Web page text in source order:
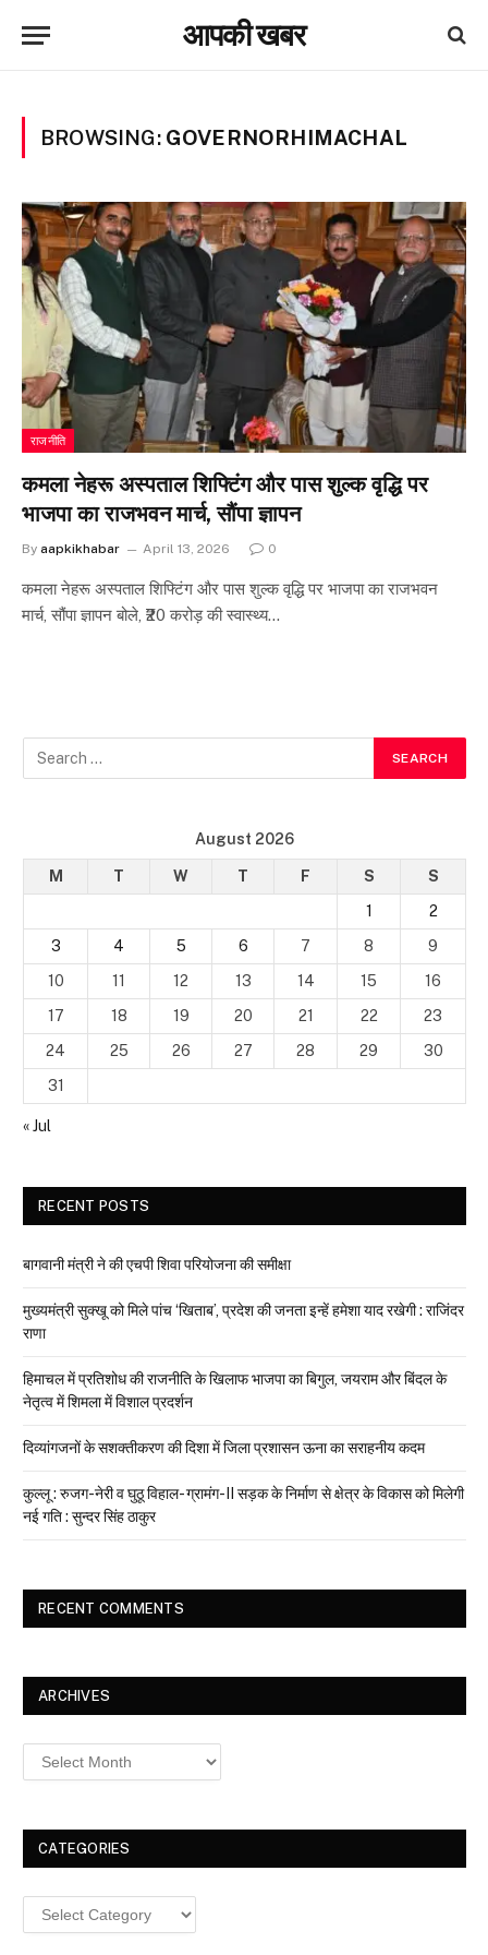
आपकी खबर
BROWSING: GOVERNORHIMACHAL
राजनीति
कमला नेहरू अस्पताल शिफ्टिंग और पास शुल्क वृद्धि पर
भाजपा का राजभवन मार्च, सौंपा ज्ञापन
By aapkikhabar April 13, 2026 0
कमला नेहरू अस्पताल शिफ्टिंग और पास शुल्क वृद्धि पर भाजपा का राजभवन
मार्च, सौंपा ज्ञापन बोले, ₹20 करोड़ की स्वास्थ्य…
August 2026
M T W T F S
S
1
2
3
4 5 6 7 8
9
10
11 12 13 14 15
16
17
18 19 20 21 22
23
24
25 26 27 28 29
30
31
« Jul
RECENT POSTS
बागवानी मंत्री ने की एचपी शिवा परियोजना की समीक्षा
मुख्यमंत्री सुक्खू को मिले पांच ‘खिताब’, प्रदेश की जनता इन्हें हमेशा याद रखेगी : राजिंदर
राणा
हिमाचल में प्रतिशोध की राजनीति के खिलाफ भाजपा का बिगुल, जयराम और बिंदल के
नेतृत्व में शिमला में विशाल प्रदर्शन
दिव्यांगजनों के सशक्तीकरण की दिशा में जिला प्रशासन ऊना का सराहनीय कदम
कुल्लू : रुजग-नेरी व घुठू विहाल- ग्रामंग-II सड़क के निर्माण से क्षेत्र के विकास को मिलेगी
नई गति : सुन्दर सिंह ठाकुर
RECENT COMMENTS
ARCHIVES
Archives
CATEGORIES
Categories